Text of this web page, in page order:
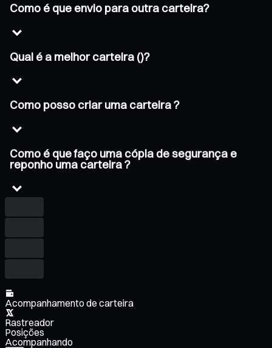
Como é que envio para outra carteira?
Qual é a melhor carteira ()?
Como posso criar uma carteira ?
Como é que faço uma cópia de segurança e
reponho uma carteira ?
Acompanhamento de carteira
Rastreador
Posições
Acompanhando